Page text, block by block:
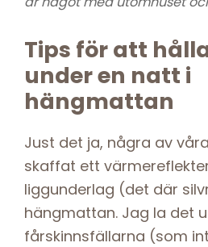
Tips för att
under en natt i
hängmattan
Just det ja, några av
skaffat ett
liggunderlag (det där
hängmattan. Jag la det
fårskinnsfällarna (som